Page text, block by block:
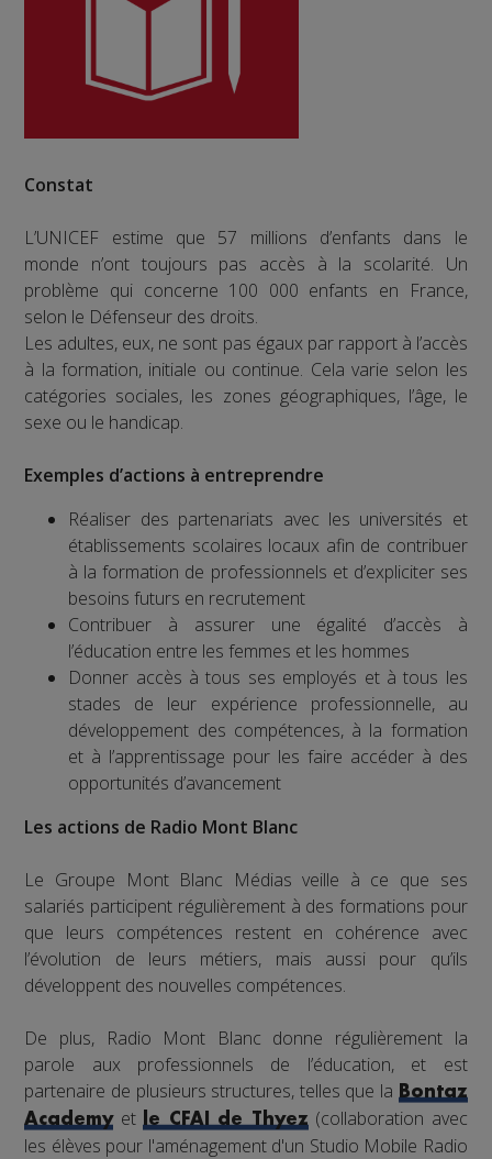
Constat
L’UNICEF estime que 57 millions d’enfants dans le
monde n’ont toujours pas accès à la scolarité. Un
problème qui concerne 100 000 enfants en France,
selon le Défenseur des droits.
Les adultes, eux, ne sont pas égaux par rapport à l’accès
à la formation, initiale ou continue. Cela varie selon les
catégories sociales, les zones géographiques, l’âge, le
sexe ou le handicap.
Exemples d’actions à entreprendre
Réaliser des partenariats avec les universités et
établissements scolaires locaux afin de contribuer
à la formation de professionnels et d’expliciter ses
besoins futurs en recrutement
Contribuer à assurer une égalité d’accès à
l’éducation entre les femmes et les hommes
Donner accès à tous ses employés et à tous les
stades de leur expérience professionnelle, au
développement des compétences, à la formation
et à l’apprentissage pour les faire accéder à des
opportunités d’avancement
Les actions de Radio Mont Blanc
Le Groupe Mont Blanc Médias veille à ce que ses
salariés participent régulièrement à des formations pour
que leurs compétences restent en cohérence avec
l’évolution de leurs métiers, mais aussi pour qu’ils
développent des nouvelles compétences.
De plus, Radio Mont Blanc donne régulièrement la
parole aux professionnels de l’éducation, et est
partenaire de plusieurs structures, telles que la
Bontaz
Academyet le CFAI de Thyez(collaboration avec
les élèves pour l'aménagement d'un Studio Mobile Radio